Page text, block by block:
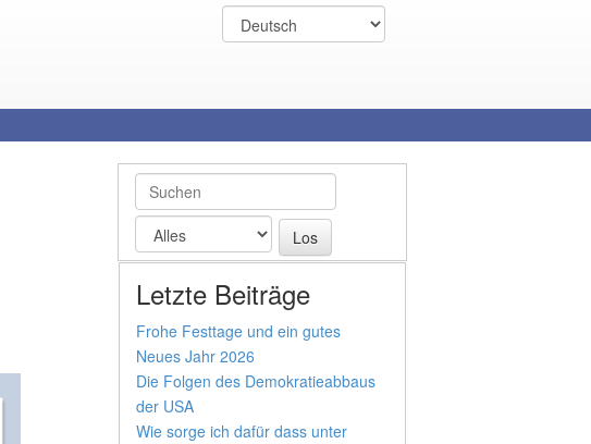
Letzte Beiträge
Frohe Festtage und ein gutes
Neues Jahr 2026
Die Folgen des Demokratieabbaus
der USA
Wie sorge ich dafür dass unter